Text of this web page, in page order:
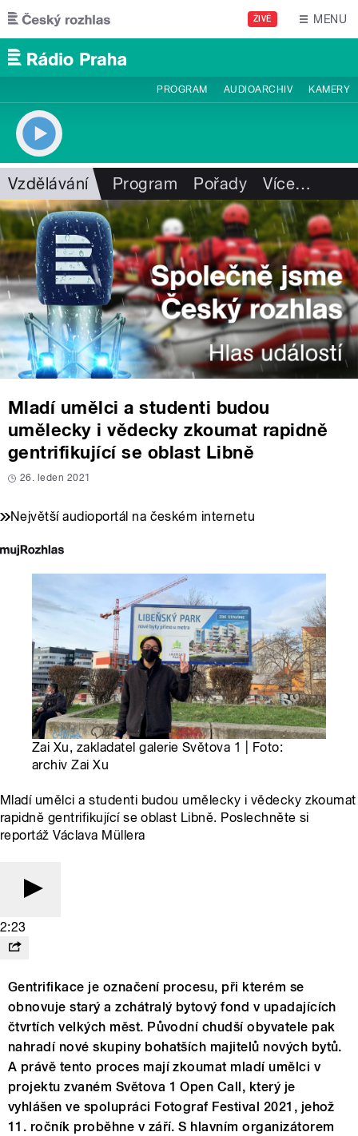
Přejít k hlavnímu obsahu
ŽIVĚ MENU
PROGRAM AUDIOARCHIV KAMERY
Vzdělávání Program Pořady Více…
Mladí umělci a studenti budou
umělecky i vědecky zkoumat rapidně
gentrifikující se oblast Libně
26. leden 2021
Největší audioportál na českém internetu
Zai Xu, zakladatel galerie Světova 1 | Foto:
archiv Zai Xu
Mladí umělci a studenti budou umělecky i vědecky zkoumat
rapidně gentrifikující se oblast Libně. Poslechněte si
reportáž Václava Müllera
2:23
Gentrifikace je označení procesu, při kterém se
obnovuje starý a zchátralý bytový fond v upadajících
čtvrtích velkých měst. Původní chudší obyvatele pak
nahradí nové skupiny bohatších majitelů nových bytů.
A právě tento proces mají zkoumat mladí umělci v
projektu zvaném Světova 1 Open Call, který je
vyhlášen ve spolupráci Fotograf Festival 2021, jehož
11. ročník proběhne v září. S hlavním organizátorem